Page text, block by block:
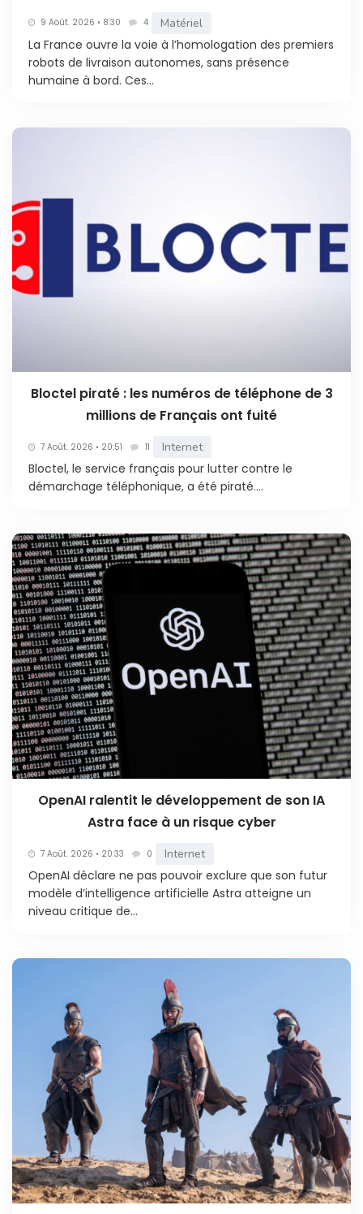
9 Août. 2026 • 8:30 4 Matériel
La France ouvre la voie à l’homologation des premiers
robots de livraison autonomes, sans présence
humaine à bord. Ces...
Bloctel piraté : les numéros de téléphone de 3
millions de Français ont fuité
7 Août. 2026 • 20:51 11 Internet
Bloctel, le service français pour lutter contre le
démarchage téléphonique, a été piraté....
OpenAI ralentit le développement de son IA
Astra face à un risque cyber
7 Août. 2026 • 20:33 0 Internet
OpenAI déclare ne pas pouvoir exclure que son futur
modèle d’intelligence artificielle Astra atteigne un
niveau critique de...